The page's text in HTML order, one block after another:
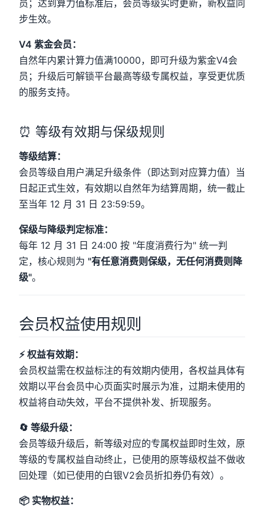
员；达到算力值标准后，会员等级实时更新，新权益同
步生效。
V4 紫金会员：
自然年内累计算力值满10000，即可升级为紫金V4会
员；升级后可解锁平台最高等级专属权益，享受更优质
的服务支持。
⏰ 等级有效期与保级规则
等级结算：
会员等级自用户满足升级条件（即达到对应算力值）当
日起正式生效，有效期以自然年为结算周期，统一截止
至当年 12 月 31 日 23:59:59。
保级与降级判定标准：
每年 12 月 31 日 24:00 按 "年度消费行为" 统一判
定，核心规则为 "有任意消费则保级，无任何消费则降
级"。
会员权益使用规则
⚡ 权益有效期：
会员权益需在权益标注的有效期内使用，各权益具体有
效期以平台会员中心页面实时展示为准，过期未使用的
权益将自动失效，平台不提供补发、折现服务。
🔄 等级升级：
会员等级升级后，新等级对应的专属权益即时生效，原
等级的专属权益自动终止，已使用的原等级权益不做收
回处理（如已使用的白银V2会员折扣券仍有效）。
📦 实物权益：